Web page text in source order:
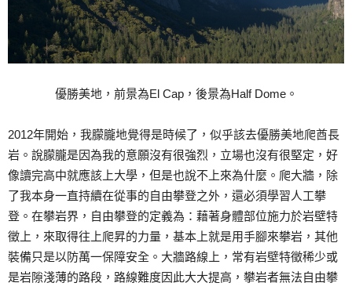
優勝美地，前景為El Cap，後景為Half Dome。
2012年開始，我朦朧地覺得是時候了，似乎該去優勝美地爬酋長
岩。說朦朧是因為我的意願沒有很強烈，立場也沒有很堅定，好
像讀完高中就應該上大學，但是也說不上來為什麼。爬大牆，除
了我本身一直持續在從事的自由攀登之外，還必須學習人工攀
登。在攀岩界，自由攀登的定義為：藉著身體部位施力於岩壁特
徵上，來取得往上爬昇的力量，基本上就是用手腳來攀岩，其他
裝備只是以防萬一保障安全。大牆路線上，常有岩壁特徵稀少或
是岩隙淺薄的路段，路線難度因此大大提高，攀岩者無法自由攀